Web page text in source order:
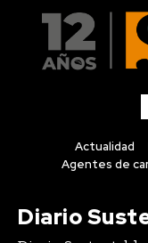
Actualidad
Agentes de
Diario